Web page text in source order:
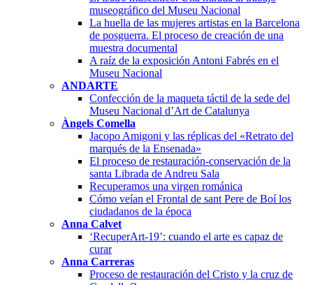
museográfico del Museu Nacional
La huella de las mujeres artistas en la Barcelona
de posguerra. El proceso de creación de una
muestra documental
A raíz de la exposición Antoni Fabrés en el
Museu Nacional
ANDARTE
Confección de la maqueta táctil de la sede del
Museu Nacional d’Art de Catalunya
Àngels Comella
Jacopo Amigoni y las réplicas del «Retrato del
marqués de la Ensenada»
El proceso de restauración-conservación de la
santa Librada de Andreu Sala
Recuperamos una virgen románica
Cómo veían el Frontal de sant Pere de Boí los
ciudadanos de la época
Anna Calvet
‘RecuperArt-19’: cuando el arte es capaz de
curar
Anna Carreras
Proceso de restauración del Cristo y la cruz de